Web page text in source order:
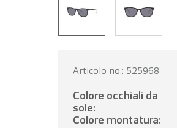
Articolo no.: 525968
Colore occhiali da
sole:
Colore montatura: